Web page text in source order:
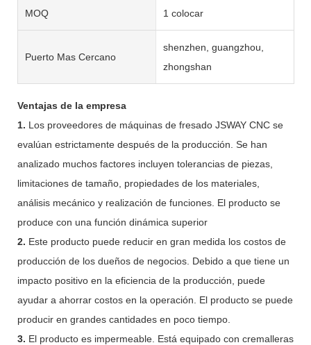
MOQ 1 colocar
Puerto Mas Cercano
shenzhen, guangzhou,
zhongshan
Ventajas de la empresa
1. Los proveedores de máquinas de fresado JSWAY CNC se
evalúan estrictamente después de la producción. Se han
analizado muchos factores incluyen tolerancias de piezas,
limitaciones de tamaño, propiedades de los materiales,
análisis mecánico y realización de funciones. El producto se
produce con una función dinámica superior
2. Este producto puede reducir en gran medida los costos de
producción de los dueños de negocios. Debido a que tiene un
impacto positivo en la eficiencia de la producción, puede
ayudar a ahorrar costos en la operación. El producto se puede
producir en grandes cantidades en poco tiempo.
3. El producto es impermeable. Está equipado con cremalleras